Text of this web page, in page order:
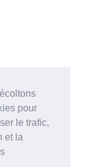
pour
le trafic,
et la